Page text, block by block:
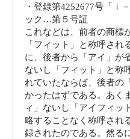
・登録第4252677号「ｉ
ック…第５号証
これなどは、前者の商標
「フィット」と称呼さ
に、後者から「アイ」が
ないし「フィット」と称
れていたならば、後者の
かったはずである。あく
ィ」ないし「アイフィッ
略することなく称呼され
録されたのである。然る